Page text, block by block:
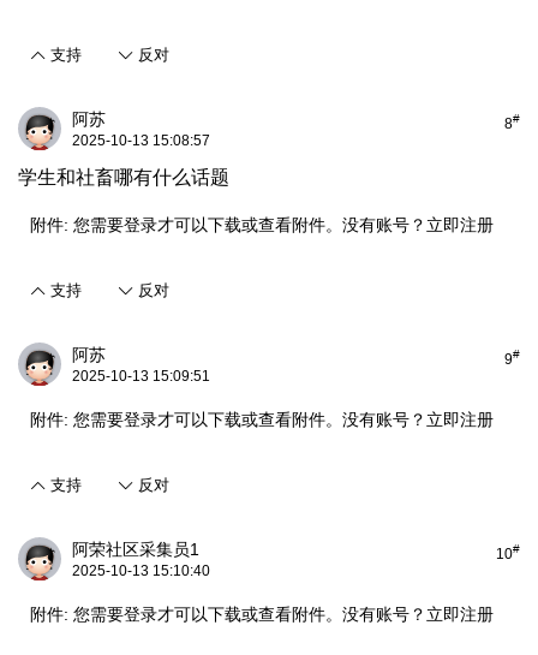
支持 反对
8#
阿苏
2025-10-13 15:08:57
学生和社畜哪有什么话题
附件: 您需要登录才可以下载或查看附件。没有账号？ 立即注册
支持 反对
9#
阿苏
2025-10-13 15:09:51
附件: 您需要登录才可以下载或查看附件。没有账号？ 立即注册
支持 反对
10#
阿荣社区采集员1
2025-10-13 15:10:40
附件: 您需要登录才可以下载或查看附件。没有账号？ 立即注册